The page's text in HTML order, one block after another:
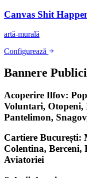
Canvas Shit
artă-murală
Configurează
Bannere
Acoperire Ilfov:
Voluntari, Otopeni,
Pantelimon,
Cartiere
Colentina, Berceni,
Aviatoriei